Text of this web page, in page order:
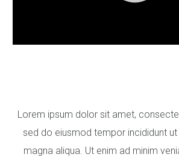
Lorem ipsum dolor sit amet,
sed do eiusmod tempor incididunt
magna aliqua. Ut enim ad minim